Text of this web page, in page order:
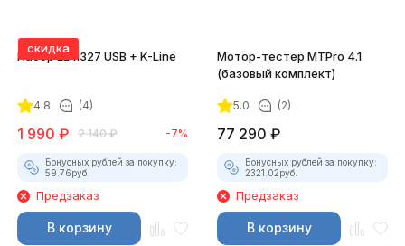
скидка
Набор ELM327 USB + K-Line
4.8 (4)
1 990 ₽ 2 140 ₽ -7%
Бонусных рублей за покупку:
59.76руб.
Предзаказ
В корзину
Мотор-тестер MTPro 4.1
(базовый комплект)
5.0 (2)
77 290 ₽
Бонусных рублей за покупку:
2321.02руб.
Предзаказ
В корзину